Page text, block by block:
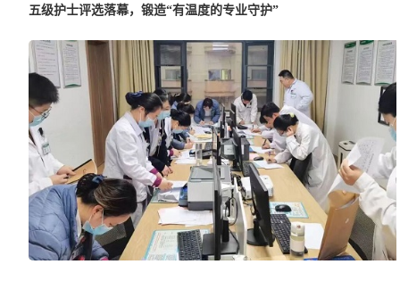
五级护士评选落幕，锻造“有温度的专业守护”